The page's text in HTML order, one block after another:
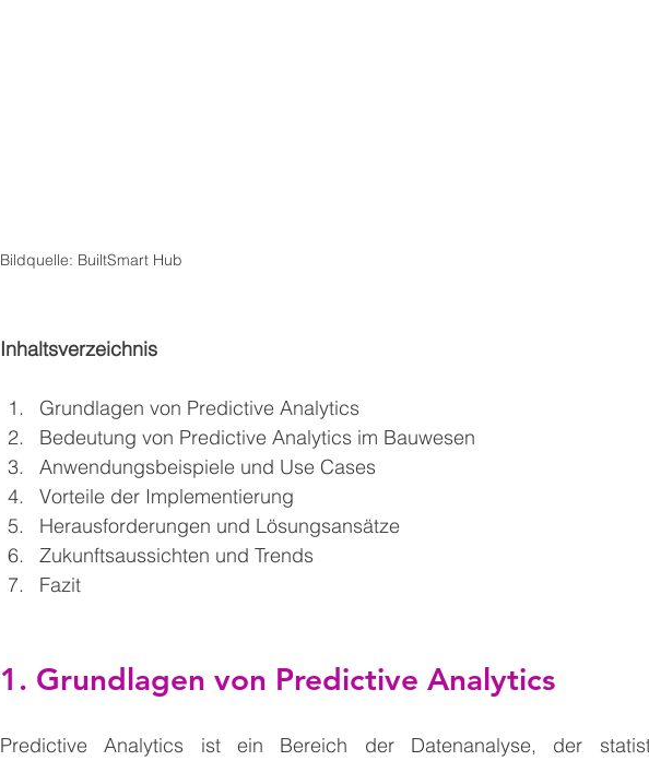
Bildquelle: BuiltSmart Hub
Inhaltsverzeichnis
Grundlagen von Predictive Analytics
Bedeutung von Predictive Analytics im Bauwesen
Anwendungsbeispiele und Use Cases
Vorteile der Implementierung
Herausforderungen und Lösungsansätze
Zukunftsaussichten und Trends
Fazit
1. Grundlagen von Predictive Analytics
Predictive Analytics ist ein Bereich der Datenanalyse, der